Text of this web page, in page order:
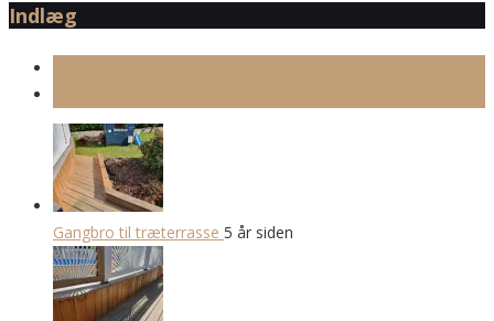
Indlæg
Gangbro til træterrasse 5 år siden